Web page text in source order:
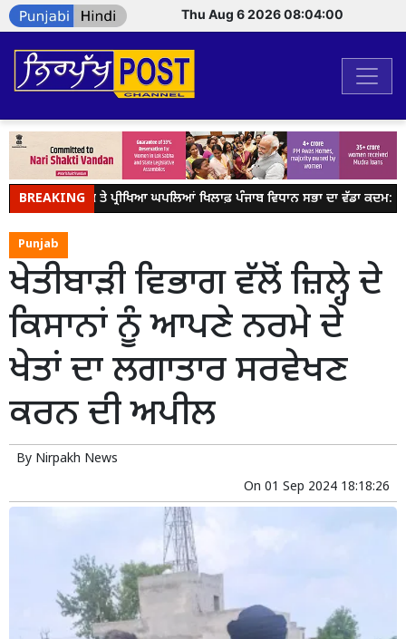
Thu Aug 6 2026 08:04:01
BREAKING
ਪੇਪਰ ਲੀਕ ਤੇ ਪ੍ਰੀਖਿਆ ਘਪਲਿਆਂ ਖਿਲਾਫ਼ ਪੰਜਾਬ ਵਿਧਾਨ ਸਭਾ ਦਾ ਵੱਡਾ ਕਦਮ:
Punjab
ਖੇਤੀਬਾੜੀ ਵਿਭਾਗ ਵੱਲੋਂ ਜ਼ਿਲ੍ਹੇ ਦੇ
ਕਿਸਾਨਾਂ ਨੂੰ ਆਪਣੇ ਨਰਮੇ ਦੇ
ਖੇਤਾਂ ਦਾ ਲਗਾਤਾਰ ਸਰਵੇਖਣ
ਕਰਨ ਦੀ ਅਪੀਲ
By Nirpakh News
On 01 Sep 2024 18:18:26